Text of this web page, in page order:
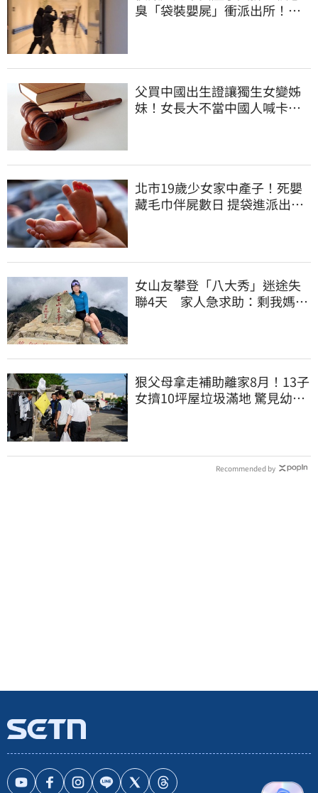
臭「袋裝嬰屍」衝派出所！家
父買中國出生證讓獨生女變姊
妹！女長大不當中國人喊卡卻
北市19歲少女家中產子！死嬰
藏毛巾伴屍數日 提袋進派出所
女山友攀登「八大秀」迷途失
聯4天 家人急求助：剩我媽還
狠父母拿走補助離家8月！13子
女擠10坪屋垃圾滿地 驚見幼童
Recommended by